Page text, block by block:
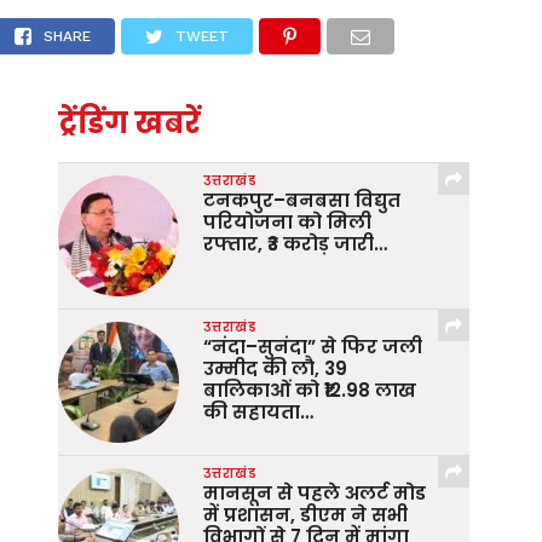
SHARE TWEET
ट्रेंडिंग खबरें
उत्तराखंड
टनकपुर–बनबसा विद्युत
परियोजना को मिली
रफ्तार, ₹3 करोड़ जारी…
उत्तराखंड
“नंदा–सुनंदा” से फिर जली
उम्मीद की लौ, 39
बालिकाओं को ₹12.98 लाख
की सहायता…
उत्तराखंड
मानसून से पहले अलर्ट मोड
में प्रशासन, डीएम ने सभी
विभागों से 7 दिन में मांगा